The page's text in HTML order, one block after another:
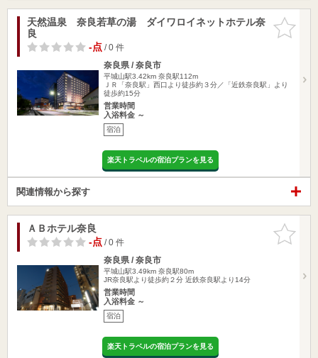
お気に入
りに追加
天然温泉 奈良若草の湯 ダイワロイネットホテル奈
良
-点/ 0 件
奈良県 / 奈良市
平城山駅3.42km 奈良駅112m
ＪＲ「奈良駅」西口より徒歩約３分／「近鉄奈良駅」より
徒歩約15分
営業時間
入浴料金 ～
宿泊
楽天トラベルの宿泊プランを見る
関連情報から探す
お気に入
りに追加
ＡＢホテル奈良
-点/ 0 件
奈良県 / 奈良市
平城山駅3.49km 奈良駅80m
JR奈良駅より徒歩約２分 近鉄奈良駅より14分
営業時間
入浴料金 ～
宿泊
楽天トラベルの宿泊プランを見る